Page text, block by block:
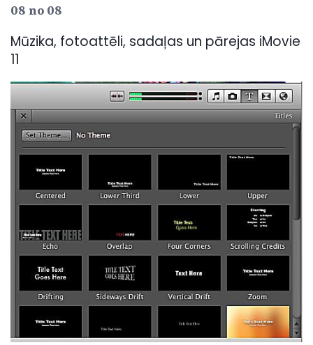
08 no 08
Mūzika, fotoattēli, sadaļas un pārejas iMovie
11